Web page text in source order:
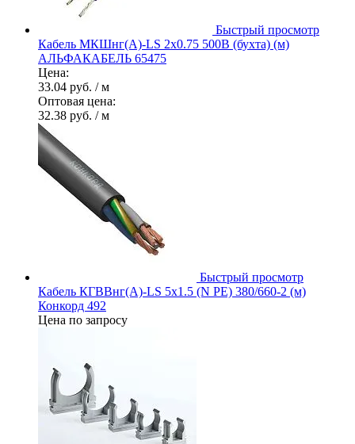
Быстрый просмотр
Кабель МКШнг(А)-LS 2х0.75 500В (бухта) (м)
АЛЬФАКАБЕЛЬ 65475
Цена:
33.04 руб. / м
Оптовая цена:
32.38 руб. / м
Быстрый просмотр
Кабель КГВВнг(А)-LS 5х1.5 (N PE) 380/660-2 (м)
Конкорд 492
Цена по запросу